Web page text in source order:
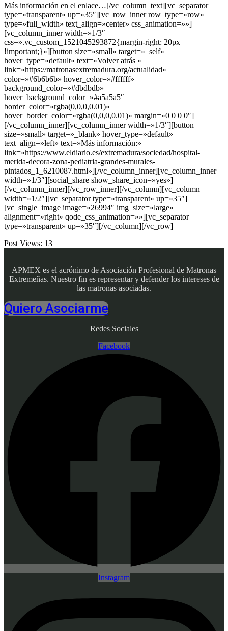
Más información en el enlace…[/vc_column_text][vc_separator
type=»transparent» up=»35″][vc_row_inner row_type=»row»
type=»full_width» text_align=»center» css_animation=»»]
[vc_column_inner width=»1/3″
css=».vc_custom_1521045293872{margin-right: 20px
!important;}»][button size=»small» target=»_self»
hover_type=»default» text=»Volver atrás »
link=»https://matronasextremadura.org/actualidad»
color=»#6b6b6b» hover_color=»#ffffff»
background_color=»#dbdbdb»
hover_background_color=»#a5a5a5″
border_color=»rgba(0,0,0,0.01)»
hover_border_color=»rgba(0,0,0,0.01)» margin=»0 0 0 0″]
[/vc_column_inner][vc_column_inner width=»1/3″][button
size=»small» target=»_blank» hover_type=»default»
text_align=»left» text=»Más información:»
link=»https://www.eldiario.es/extremadura/sociedad/hospital-
merida-decora-zona-pediatria-grandes-murales-
pintados_1_6210087.html»][/vc_column_inner][vc_column_inner
width=»1/3″][social_share show_share_icon=»yes»]
[/vc_column_inner][/vc_row_inner][/vc_column][vc_column
width=»1/2″][vc_separator type=»transparent» up=»35″]
[vc_single_image image=»26994″ img_size=»large»
alignment=»right» qode_css_animation=»»][vc_separator
type=»transparent» up=»35″][/vc_column][/vc_row]
Post Views: 13
APMEX es el acrónimo de Asociación Profesional de Matronas
Extremeñas. Nuestro fin es representar y defender los intereses de
las matronas asociadas.
Quiero Asociarme
Redes Sociales
Facebook
Instagram